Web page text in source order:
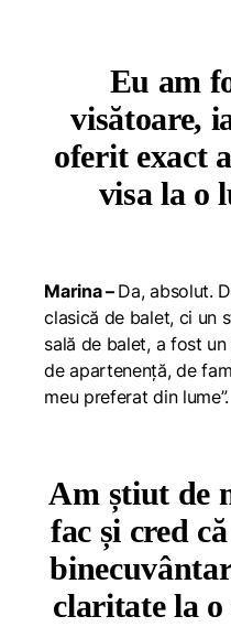
Eu am
visătoare,
oferit exact
visa la o
Marina – Da, absolut.
clasică de balet, ci un
sală de balet, a fost
de apartenență, de
meu preferat din lume”.
Am știut de
fac și cred
claritate la